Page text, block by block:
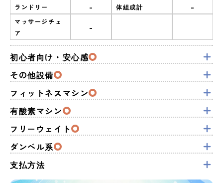
ランドリー - 体組成計 -
マッサージチェ
ア
-
初心者向け・安心感
その他設備
フィットネスマシン
有酸素マシン
フリーウェイト
ダンベル系
支払方法